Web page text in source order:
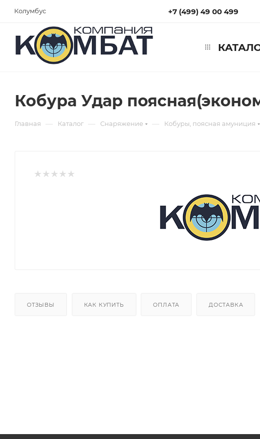
Колумбус +7 (499) 49 00 499
Кобура Удар
Главная — Каталог — Снаряжение — Кобуры, поясная амуниция
ОТЗЫВЫ КАК КУПИТЬ ОПЛАТА ДОСТАВКА